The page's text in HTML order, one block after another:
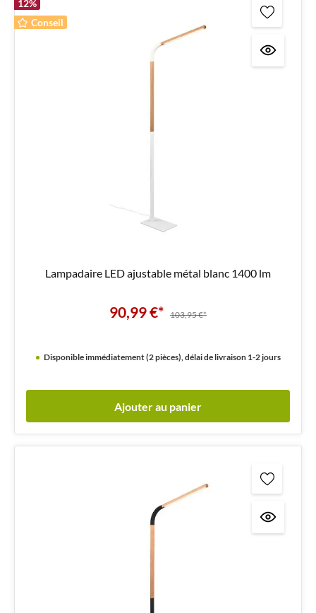
12%
Conseil
Lampadaire LED ajustable métal blanc 1400 lm
90,99 €* 103,95 €*
Disponible immédiatement (2 pièces), délai de livraison 1-2 jours
Ajouter au panier